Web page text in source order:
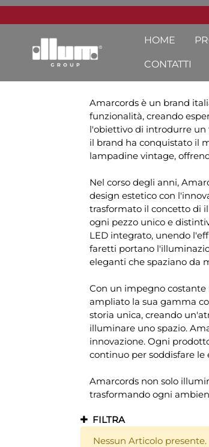
HOME
CONTATTI
Amarcords è un brand
funzionalità, creando
l'obiettivo di introdurre un
il brand ha conquistato il
lampadine vintage,
Nel corso degli anni,
design estetico con
trasformato il concetto di
ogni pezzo unico e
LED integrato, unendo
faretti portano
eleganti che spaziano da
Con un impegno costante
ampliato la sua gamma
storia unica, creando
illuminare uno spazio.
innovazione. Ogni
continuo per soddisfare
Amarcords non solo
trasformando ogni
FILTRA
Nessun Articolo presente.